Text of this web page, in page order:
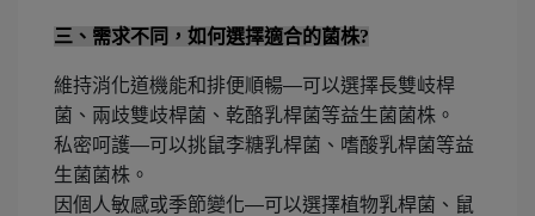
三、需求不同，如何選擇適合的菌株?
維持消化道機能和排便順暢—可以選擇長雙岐桿
菌、兩歧雙歧桿菌、乾酪乳桿菌等益生菌菌株。
私密呵護—可以挑鼠李糖乳桿菌、嗜酸乳桿菌等益
生菌菌株。
因個人敏感或季節變化—可以選擇植物乳桿菌、鼠